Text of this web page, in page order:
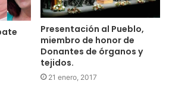
Presentación al Pueblo,
miembro de honor de
Donantes de órganos y
tejidos.
21 enero, 2017